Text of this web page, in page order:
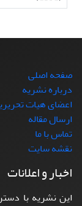
صفحه اصلی
درباره نشریه
اعضای هیات
ارسال مقاله
تماس با ما
نقشه سایت
اخبار و اعلانات
این نشریه با